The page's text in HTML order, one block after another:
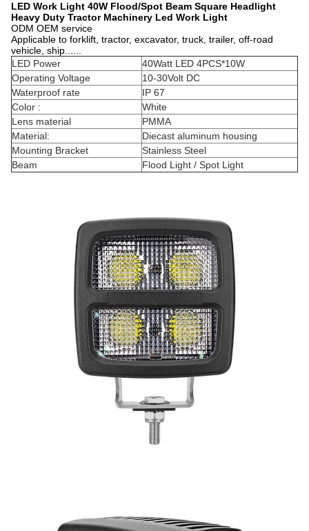
LED Work Light 40W Flood/Spot Beam Square Headlight
Heavy Duty Tractor Machinery Led Work Light
ODM OEM service
Applicable to forklift, tractor, excavator, truck, trailer, off-road
vehicle, ship......
LED Power
40Watt LED 4PCS*10W
Operating Voltage
10-30Volt DC
Waterproof rate
IP 67
Color :
White
Lens material
PMMA
Material:
Diecast aluminum housing
Mounting Bracket
Stainless Steel
Beam
Flood Light / Spot Light